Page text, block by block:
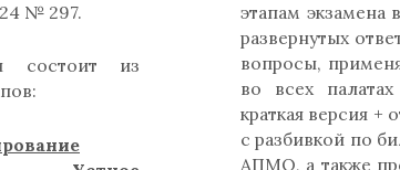
№ 297.
состоит из
этапам экзамена
развернутых
вопросы,
во всех
краткая версия +
с разбивкой по
АПМО, а также